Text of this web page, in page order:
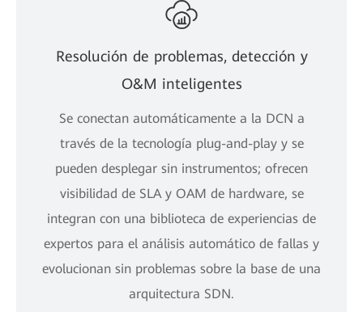
Resolución de problemas, detección y
O&M inteligentes
Se conectan automáticamente a la DCN a
través de la tecnología plug-and-play y se
pueden desplegar sin instrumentos; ofrecen
visibilidad de SLA y OAM de hardware, se
integran con una biblioteca de experiencias de
expertos para el análisis automático de fallas y
evolucionan sin problemas sobre la base de una
arquitectura SDN.